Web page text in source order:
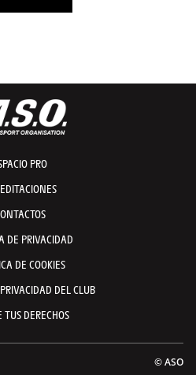
PRO
DE PRIVACIDAD
DE COOKIES
DEL CLUB
TUS DERECHOS
© ASO